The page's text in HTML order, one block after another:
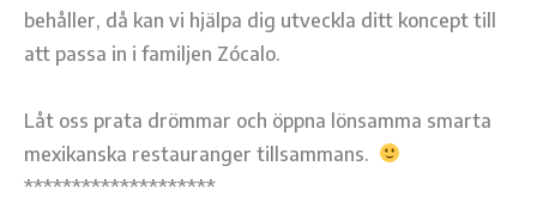
behåller, då kan vi hjälpa dig utveckla ditt koncept till
att passa in i familjen Zócalo.
Låt oss prata drömmar och öppna lönsamma smarta
mexikanska restauranger tillsammans.
********************